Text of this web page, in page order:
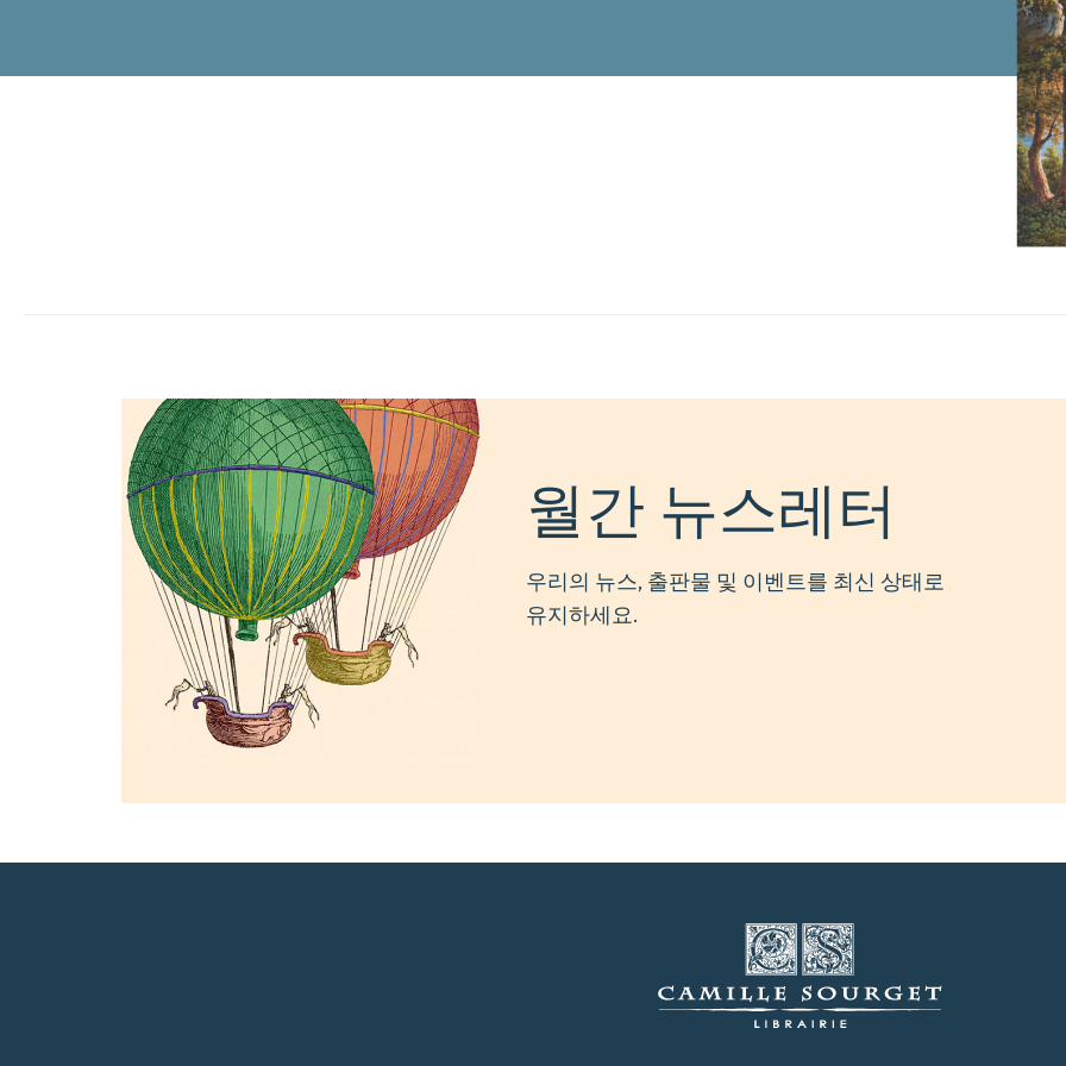
월간 뉴스레터
우리의 뉴스, 출판물 및 이벤트를 최신 상태로
유지하세요.